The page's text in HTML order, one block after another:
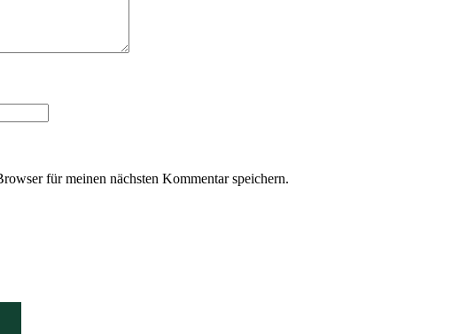
für meinen nächsten Kommentar speichern.